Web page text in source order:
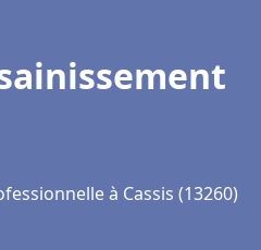
à Cassis (13260)